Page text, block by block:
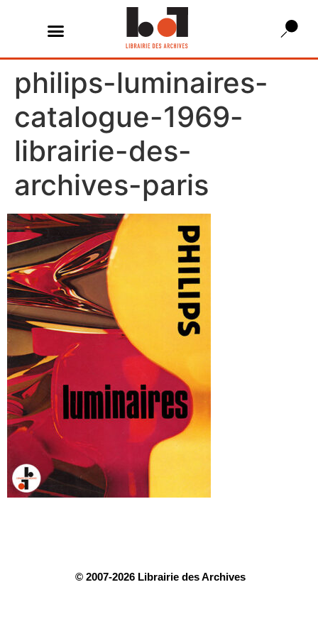
philips-luminaires-
catalogue-1969-
librairie-des-
archives-paris
© 2007-2026 Librairie des Archives